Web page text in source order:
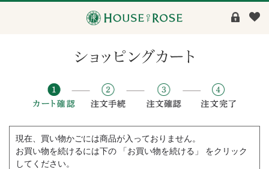
現在、買い物かごには商品が入っておりません。
お買い物を続けるには下の 「お買い物を続ける」 をクリック
してください。